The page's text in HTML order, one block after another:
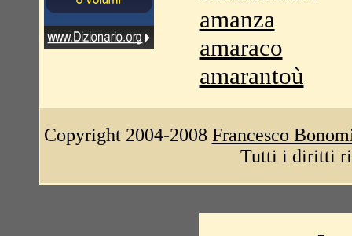
amanza
amaraco
amarantoù
Copyright 2004-2008 Francesco
Tutti i diritti